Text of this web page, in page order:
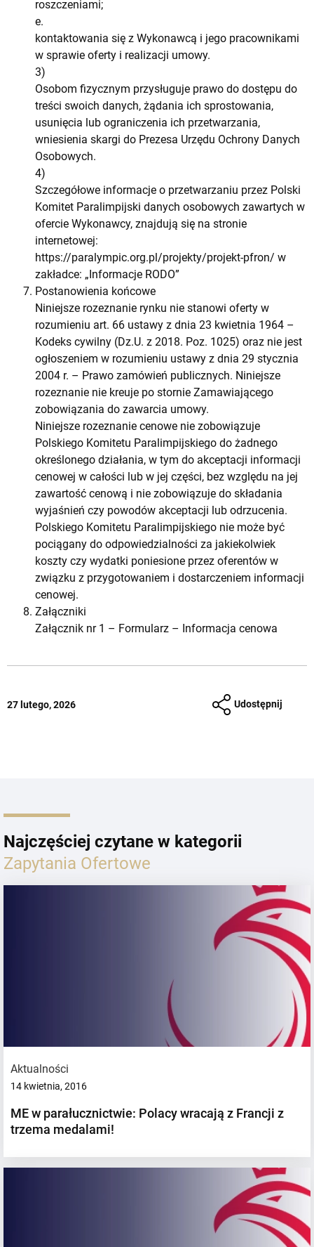
roszczeniami;
e.
kontaktowania się z Wykonawcą i jego pracownikami
w sprawie oferty i realizacji umowy.
3)
Osobom fizycznym przysługuje prawo do dostępu do
treści swoich danych, żądania ich sprostowania,
usunięcia lub ograniczenia ich przetwarzania,
wniesienia skargi do Prezesa Urzędu Ochrony Danych
Osobowych.
4)
Szczegółowe informacje o przetwarzaniu przez Polski
Komitet Paralimpijski danych osobowych zawartych w
ofercie Wykonawcy, znajdują się na stronie
internetowej:
https://paralympic.org.pl/projekty/projekt-pfron/ w
zakładce: „Informacje RODO”
Postanowienia końcowe
Niniejsze rozeznanie rynku nie stanowi oferty w
rozumieniu art. 66 ustawy z dnia 23 kwietnia 1964 –
Kodeks cywilny (Dz.U. z 2018. Poz. 1025) oraz nie jest
ogłoszeniem w rozumieniu ustawy z dnia 29 stycznia
2004 r. – Prawo zamówień publicznych. Niniejsze
rozeznanie nie kreuje po stornie Zamawiającego
zobowiązania do zawarcia umowy.
Niniejsze rozeznanie cenowe nie zobowiązuje
Polskiego Komitetu Paralimpijskiego do żadnego
określonego działania, w tym do akceptacji informacji
cenowej w całości lub w jej części, bez względu na jej
zawartość cenową i nie zobowiązuje do składania
wyjaśnień czy powodów akceptacji lub odrzucenia.
Polskiego Komitetu Paralimpijskiego nie może być
pociągany do odpowiedzialności za jakiekolwiek
koszty czy wydatki poniesione przez oferentów w
związku z przygotowaniem i dostarczeniem informacji
cenowej.
Załączniki
Załącznik nr 1 – Formularz – Informacja cenowa
27 lutego, 2026 Udostępnij
Najczęściej czytane w kategorii
Zapytania Ofertowe
Aktualności
14 kwietnia, 2016
ME w parałucznictwie: Polacy wracają z Francji z
trzema medalami!